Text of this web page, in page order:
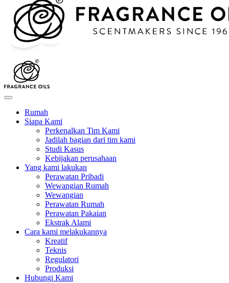
Rumah
Siapa Kami
Perkenalkan Tim Kami
Jadilah bagian dari tim kami
Studi Kasus
Kebijakan perusahaan
Yang kami lakukan
Perawatan Pribadi
Wewangian Rumah
Wewangian
Perawatan Rumah
Perawatan Pakaian
Ekstrak Alami
Cara kami melakukannya
Kreatif
Teknis
Regulatori
Produksi
Hubungi Kami